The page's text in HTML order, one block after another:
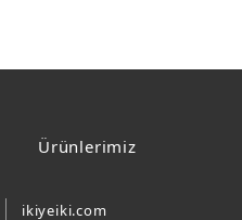
Ürünlerimiz
ikiyeiki.com